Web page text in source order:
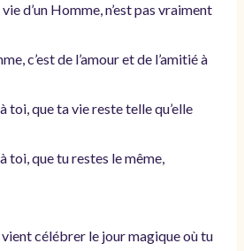
d’un Homme, n’est pas vraiment
c’est de l’amour et de l’amitié à
toi, que ta vie reste telle qu’elle
toi, que tu restes le même,
vient célébrer le jour magique où tu